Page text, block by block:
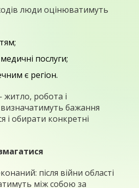
люди оцінюватимуть
послуги;
є регіон.
робота і
бажання
і обирати конкретні
після війни області
між собою за